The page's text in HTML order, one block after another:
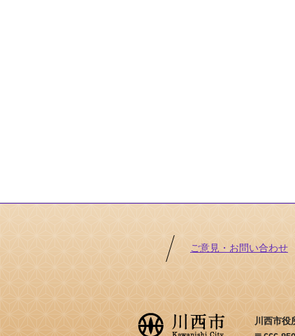
ご意見・お問い合わせ
川西市役